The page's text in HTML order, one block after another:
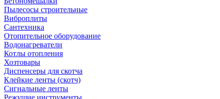
Пылесосы строительные
Виброплиты
Сантехника
Отопительное оборудование
Водонагреватели
Котлы отопления
Хозтовары
Диспенсеры для скотча
Клейкие ленты (скотч)
Сигнальные ленты
Режущие инструменты